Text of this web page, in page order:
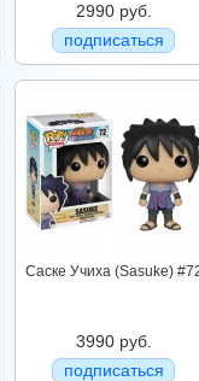
2990 руб.
подписаться
Саске Учиха (Sasuke)
3990 руб.
подписаться